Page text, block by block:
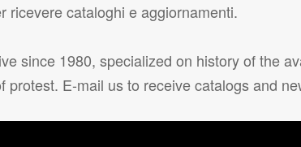
ricevere cataloghi e aggiornamenti.
since 1980, specialized on history of the
protest. E-mail us to receive catalogs and